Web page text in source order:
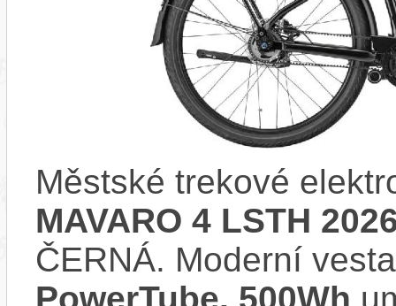
Městské trekové
MAVARO 4 LSTH
ČERNÁ. Moderní
PowerTube, 500Wh